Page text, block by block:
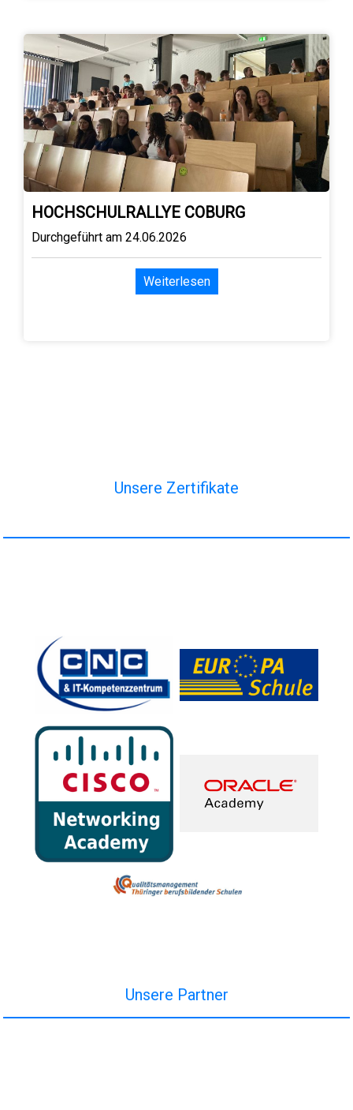
HOCHSCHULRALLYE COBURG
Durchgeführt am 24.06.2026
Weiterlesen
Unsere Zertifikate
Unsere Partner